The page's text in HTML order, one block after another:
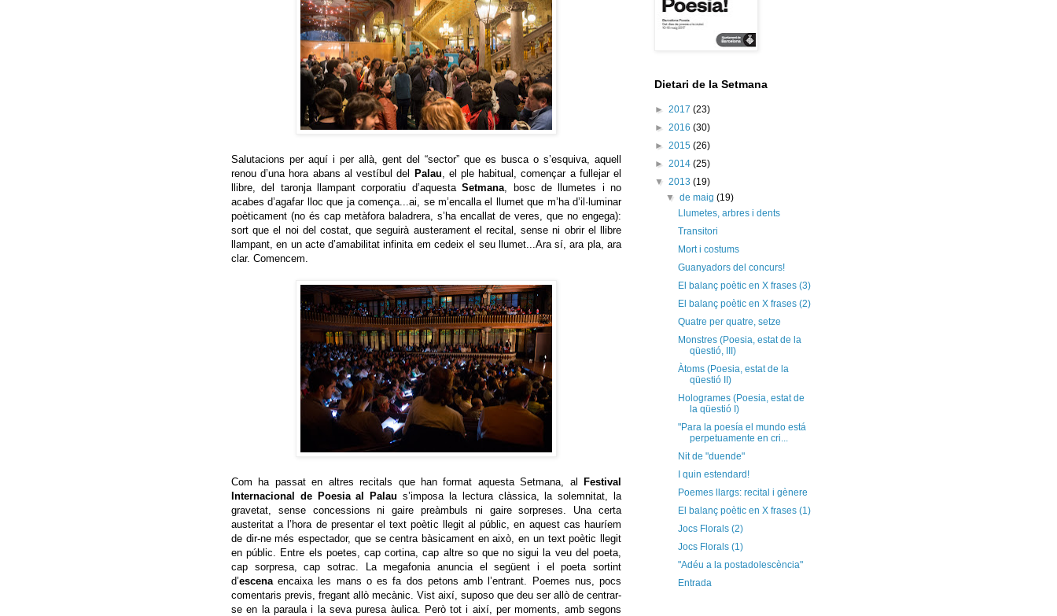
Salutacions per aquí i per allà, gent del “sector” que es busca o s’esquiva, aquell
renou d’una hora abans al vestíbul del Palau , el ple habitual, començar a fullejar el
llibre, del taronja llampant corporatiu d’aquestaSetmana , bosc de llumetes i no
acabes d’agafar lloc que ja comença...ai, se m’encalla el llumet que m’ha d’il·luminar
poèticament (no és cap metàfora baladrera, s’ha encallat de veres, que no engega):
sort que el noi del costat, que seguirà austerament el recital, sense ni obrir el llibre
llampant, en un acte d’amabilitat infinita em cedeix el seu llumet...Ara sí, ara pla, ara
clar. Comencem.
Com ha passat en altres recitals que han format aquesta Setmana, al Festival
Internacional de Poesia al Palau s’imposa la lectura clàssica, la solemnitat, la
gravetat, sense concessions ni gaire preàmbuls ni gaire sorpreses. Una certa
austeritat a l’hora de presentar el text poètic llegit al públic, en aquest cas hauríem
de dir-ne més espectador, que se centra bàsicament en això, en un text poètic llegit
en públic. Entre els poetes, cap cortina, cap altre so que no sigui la veu del poeta,
cap sorpresa, cap sotrac. La megafonia anuncia el següent i el poeta sortint
d’escena encaixa les mans o es fa dos petons amb l’entrant. Poemes nus, pocs
comentaris previs, fregant allò mecànic. Vist així, suposo que deu ser allò de centrar-
se en la paraula i la seva puresa àulica. Però tot i així, per moments, amb segons
Dietari de la Setmana
► 2017 (23)
► 2016 (30)
► 2015 (26)
► 2014 (25)
▼ 2013 (19)
▼de maig(19)
Llumetes, arbres i dents
Transitori
Mort i costums
Guanyadors del concurs!
El balanç poètic en X frases (3)
El balanç poètic en X frases (2)
Quatre per quatre, setze
Monstres (Poesia, estat de la
qüestió, III)
Àtoms (Poesia, estat de la
qüestió II)
Hologrames (Poesia, estat de
la qüestió I)
"Para la poesía el mundo está
perpetuamente en cri...
Nit de "duende"
I quin estendard!
Poemes llargs: recital i gènere
El balanç poètic en X frases (1)
Jocs Florals (2)
Jocs Florals (1)
"Adéu a la postadolescència"
Entrada